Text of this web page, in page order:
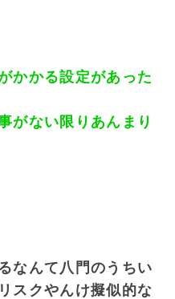
かかる設定があった
がない限りあんまり
なんて八門のうちい
スクやんけ擬似的な